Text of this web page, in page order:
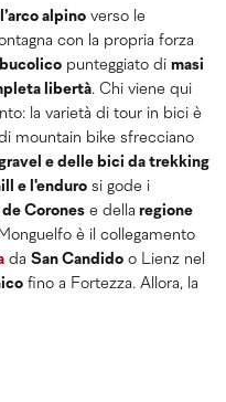
alpino verso le
con la propria forza
punteggiato di masi
libertà. Chi viene qui
la varietà di tour in bici è
mountain bike sfrecciano
e delle bici da trekking
e l'enduro si gode i
de Corones e della regione
è il collegamento
da San Candido o Lienz nel
fino a Fortezza. Allora, la